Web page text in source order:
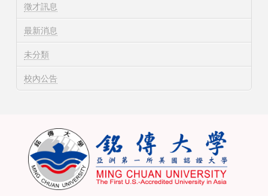
徵才訊息
最新消息
未分類
校內公告